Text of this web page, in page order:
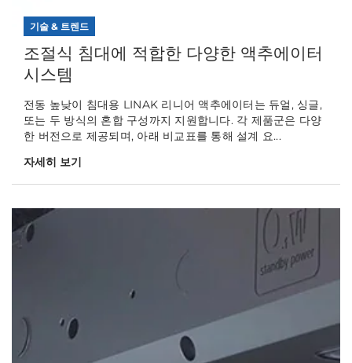
기술 & 트렌드
조절식 침대에 적합한 다양한 액추에이터
시스템
전동 높낮이 침대용 LINAK 리니어 액추에이터는 듀얼, 싱글,
또는 두 방식의 혼합 구성까지 지원합니다. 각 제품군은 다양
한 버전으로 제공되며, 아래 비교표를 통해 설계 요...
자세히 보기